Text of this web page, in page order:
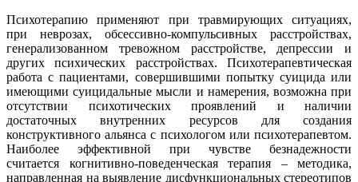
Психотерапию применяют при травмирующих ситуациях,
при неврозах, обсессивно-компульсивных расстройствах,
генерализованном тревожном расстройстве, депрессии и
других психических расстройствах. Психотерапевтическая
работа с пациентами, совершившими попытку суицида или
имеющими суицидальные мысли и намерения, возможна при
отсутствии психотических проявлений и наличии
достаточных внутренних ресурсов для создания
конструктивного альянса с психологом или психотерапевтом.
Наиболее эффективной при чувстве безнадежности
считается когнитивно-поведенческая терапия – методика,
направленная на выявление дисфункциональных стереотипов